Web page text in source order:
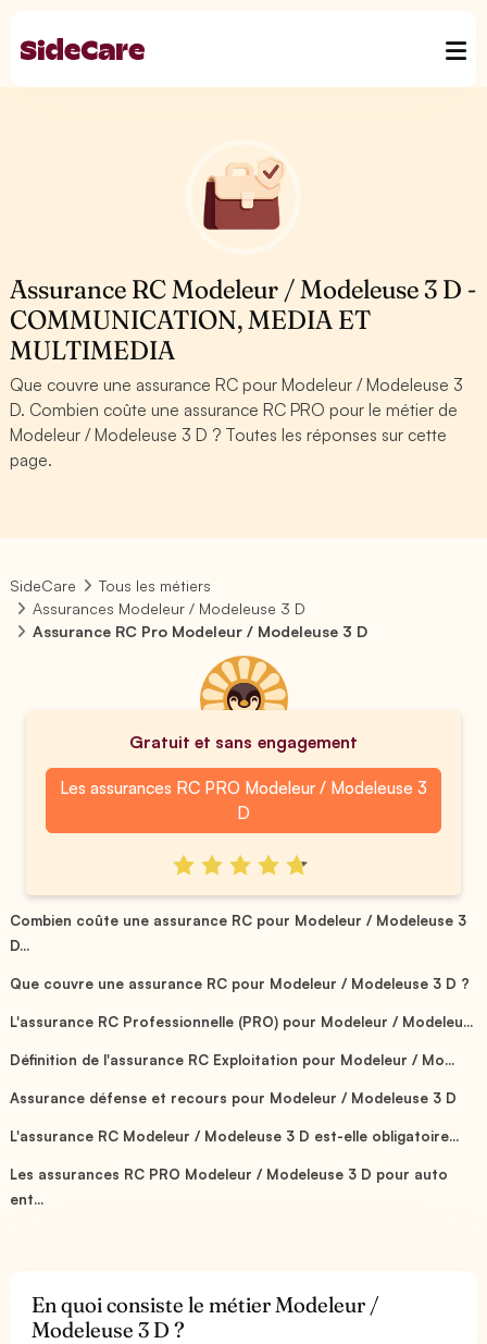
Assurance RC Modeleur / Modeleuse 3 D -
COMMUNICATION, MEDIA ET
MULTIMEDIA
Que couvre une assurance RC pour Modeleur / Modeleuse 3
D. Combien coûte une assurance RC PRO pour le métier de
Modeleur / Modeleuse 3 D ? Toutes les réponses sur cette
page.
SideCare
Tous les métiers
Assurances Modeleur / Modeleuse 3 D
Assurance RC Pro Modeleur / Modeleuse 3 D
Gratuit et sans engagement
Les assurances RC PRO Modeleur / Modeleuse 3
D
Combien coûte une assurance RC pour Modeleur / Modeleuse 3
D...
Que couvre une assurance RC pour Modeleur / Modeleuse 3 D ?
L'assurance RC Professionnelle (PRO) pour Modeleur / Modeleu...
Définition de l'assurance RC Exploitation pour Modeleur / Mo...
Assurance défense et recours pour Modeleur / Modeleuse 3 D
L'assurance RC Modeleur / Modeleuse 3 D est-elle obligatoire...
Les assurances RC PRO Modeleur / Modeleuse 3 D pour auto
ent...
En quoi consiste le métier Modeleur /
Modeleuse 3 D ?